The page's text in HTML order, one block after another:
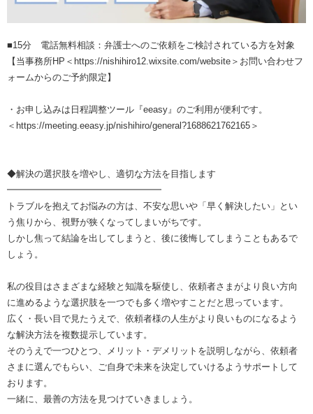
■15分 電話無料相談：弁護士への​ご依頼をご検討されている方を対象
【当事務所HP＜https://nishihiro12.wixsite.com/website＞お問い合わせフ
ォームからのご予約限定】
・お申し込みは日程調整ツール『eeasy』のご利用が便利です。
＜https://meeting.eeasy.jp/nishihiro/general?1688621762165＞
◆解決の選択肢を増やし、適切な方法を目指します
━━━━━━━━━━━━━━━━━
トラブルを抱えてお悩みの方は、不安な思いや「早く解決したい」とい
う焦りから、視野が狭くなってしまいがちです。
しかし焦って結論を出してしまうと、後に後悔してしまうこともあるで
しょう。
私の役目はさまざまな経験と知識を駆使し、依頼者さまがより良い方向
に進めるような選択肢を一つでも多く増やすことだと思っています。
広く・長い目で見たうえで、依頼者様の人生がより良いものになるよう
な解決方法を複数提示しています。
そのうえで一つひとつ、メリット・デメリットを説明しながら、依頼者
さまに選んでもらい、ご自身で未来を決定していけるようサポートして
おります。
一緒に、最善の方法を見つけていきましょう。